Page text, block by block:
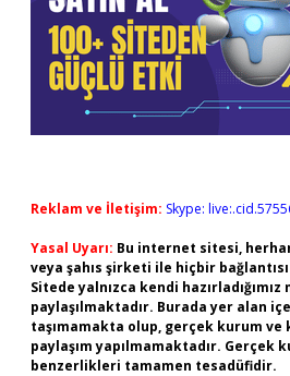
Reklam ve İletişim: Skype:
Yasal Uyarı: Bu internet sitesi,
veya şahıs şirketi ile hiçbir
Sitede yalnızca kendi
paylaşılmaktadır. Burada yer alan
taşımamakta olup, gerçek kurum ve
paylaşım yapılmamaktadır. Gerçek
benzerlikleri tamamen tesadüfidir.